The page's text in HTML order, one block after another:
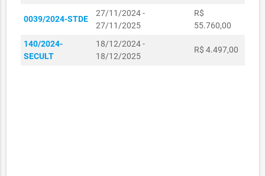
0039/2024-STDE
27/11/2024 -
27/11/2025
R$
55.760,00
140/2024-
SECULT
18/12/2024 -
18/12/2025
R$ 4.497,00